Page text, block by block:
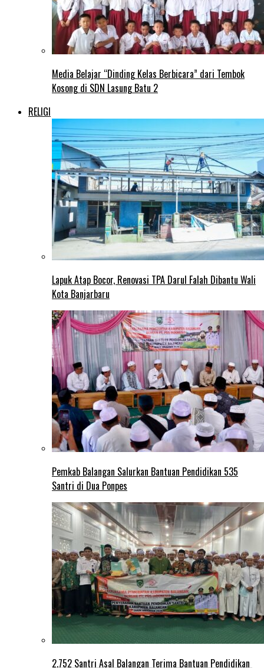
Media Belajar “Dinding Kelas Berbicara” dari Tembok
Kosong di SDN Lasung Batu 2
RELIGI
Lapuk Atap Bocor, Renovasi TPA Darul Falah Dibantu Wali
Kota Banjarbaru
Pemkab Balangan Salurkan Bantuan Pendidikan 535
Santri di Dua Ponpes
2.752 Santri Asal Balangan Terima Bantuan Pendidikan